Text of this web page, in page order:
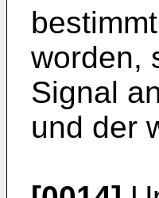
worden,
Signal
und der